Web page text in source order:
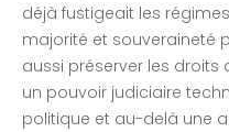
déjà fustigeait les
majorité et souveraineté
aussi préserver les droits
un pouvoir judiciaire
politique et au-delà une